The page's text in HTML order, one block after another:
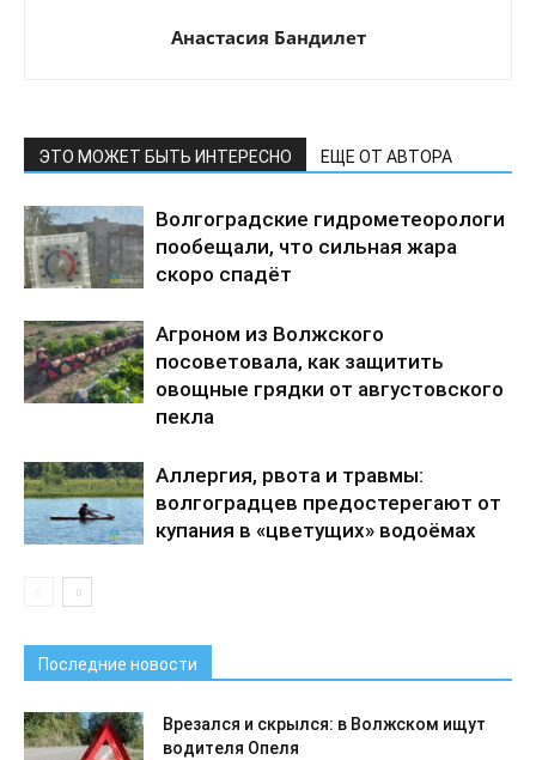
Анастасия Бандилет
ЭТО МОЖЕТ БЫТЬ ИНТЕРЕСНО ЕЩЕ ОТ АВТОРА
Волгоградские гидрометеорологи
пообещали, что сильная жара
скоро спадёт
Агроном из Волжского
посоветовала, как защитить
овощные грядки от августовского
пекла
Аллергия, рвота и травмы:
волгоградцев предостерегают от
купания в «цветущих» водоёмах
Последние новости
Врезался и скрылся: в Волжском ищут
водителя Опеля